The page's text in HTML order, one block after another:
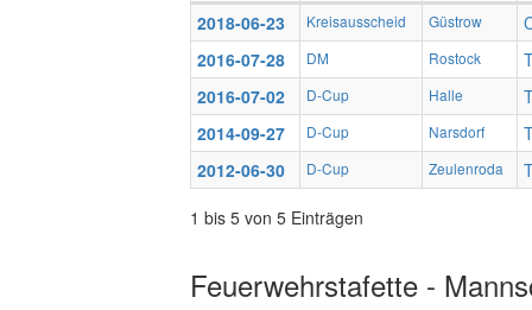
2018-06-23
Kreisausscheid Güstrow
2016-07-28
DM Rostock
2016-07-02
D-Cup Halle
2014-09-27
D-Cup Narsdorf
2012-06-30
D-Cup Zeulenroda
1 bis 5 von 5 Einträgen
Feuerwehrstafette -